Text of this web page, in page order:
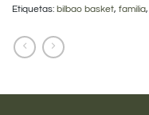
Etiquetas: bilbao basket, familia,